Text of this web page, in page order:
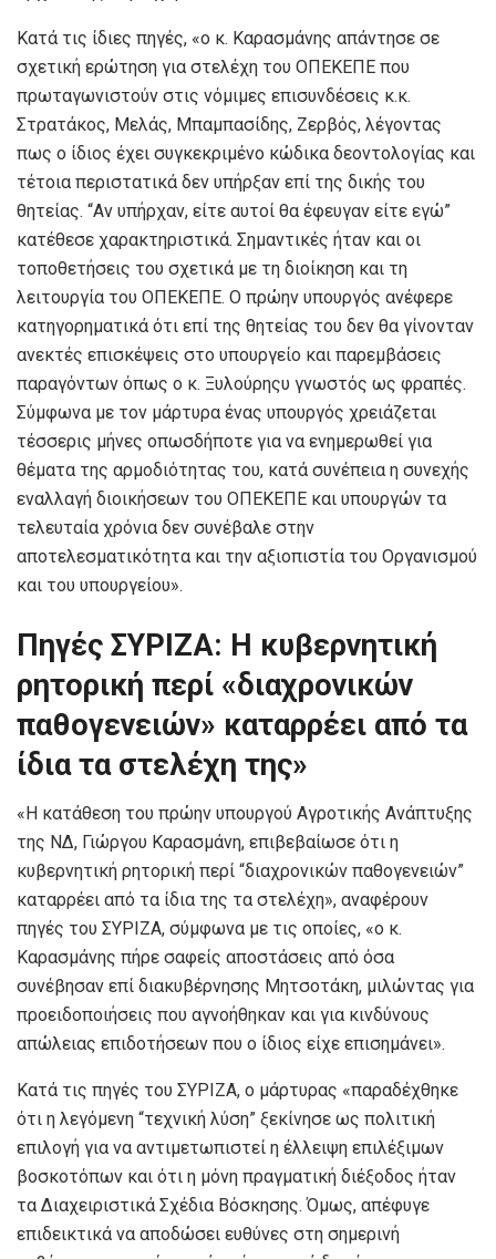
Κατά τις ίδιες πηγές, «ο κ. Καρασμάνης απάντησε σε
σχετική ερώτηση για στελέχη του ΟΠΕΚΕΠΕ που
πρωταγωνιστούν στις νόμιμες επισυνδέσεις κ.κ.
Στρατάκος, Μελάς, Μπαμπασίδης, Ζερβός, λέγοντας
πως ο ίδιος έχει συγκεκριμένο κώδικα δεοντολογίας και
τέτοια περιστατικά δεν υπήρξαν επί της δικής του
θητείας. “Αν υπήρχαν, είτε αυτοί θα έφευγαν είτε εγώ”
κατέθεσε χαρακτηριστικά. Σημαντικές ήταν και οι
τοποθετήσεις του σχετικά με τη διοίκηση και τη
λειτουργία του ΟΠΕΚΕΠΕ. Ο πρώην υπουργός ανέφερε
κατηγορηματικά ότι επί της θητείας του δεν θα γίνονταν
ανεκτές επισκέψεις στο υπουργείο και παρεμβάσεις
παραγόντων όπως ο κ. Ξυλούρηςυ γνωστός ως φραπές.
Σύμφωνα με τον μάρτυρα ένας υπουργός χρειάζεται
τέσσερις μήνες οπωσδήποτε για να ενημερωθεί για
θέματα της αρμοδιότητας του, κατά συνέπεια η συνεχής
εναλλαγή διοικήσεων του ΟΠΕΚΕΠΕ και υπουργών τα
τελευταία χρόνια δεν συνέβαλε στην
αποτελεσματικότητα και την αξιοπιστία του Οργανισμού
και του υπουργείου».
Πηγές ΣΥΡΙΖΑ: Η κυβερνητική
ρητορική περί «διαχρονικών
παθογενειών» καταρρέει από τα
ίδια τα στελέχη της»
«Η κατάθεση του πρώην υπουργού Αγροτικής Ανάπτυξης
της ΝΔ, Γιώργου Καρασμάνη, επιβεβαίωσε ότι η
κυβερνητική ρητορική περί “διαχρονικών παθογενειών”
καταρρέει από τα ίδια της τα στελέχη», αναφέρουν
πηγές του ΣΥΡΙΖΑ, σύμφωνα με τις οποίες, «ο κ.
Καρασμάνης πήρε σαφείς αποστάσεις από όσα
συνέβησαν επί διακυβέρνησης Μητσοτάκη, μιλώντας για
προειδοποιήσεις που αγνοήθηκαν και για κινδύνους
απώλειας επιδοτήσεων που ο ίδιος είχε επισημάνει».
Κατά τις πηγές του ΣΥΡΙΖΑ, ο μάρτυρας «παραδέχθηκε
ότι η λεγόμενη “τεχνική λύση” ξεκίνησε ως πολιτική
επιλογή για να αντιμετωπιστεί η έλλειψη επιλέξιμων
βοσκοτόπων και ότι η μόνη πραγματική διέξοδος ήταν
τα Διαχειριστικά Σχέδια Βόσκησης. Όμως, απέφυγε
επιδεικτικά να αποδώσει ευθύνες στη σημερινή